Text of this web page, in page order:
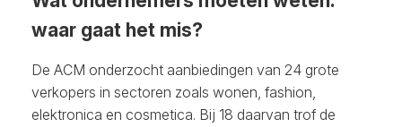
waar gaat het mis?
De ACM onderzocht aanbiedingen van 24 grote
verkopers in sectoren zoals wonen, fashion,
elektronica en cosmetica. Bij 18 daarvan trof de